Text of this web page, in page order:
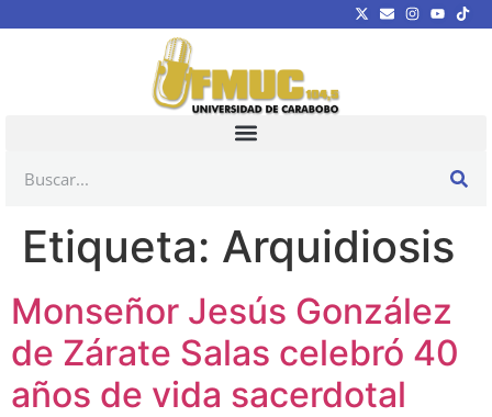
Etiqueta: Arquidiosis
Monseñor Jesús González
de Zárate Salas celebró 40
años de vida sacerdotal